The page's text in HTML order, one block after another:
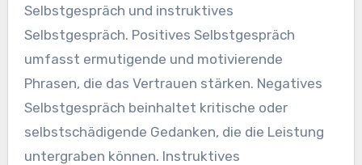
Selbstgespräch und instruktives
Selbstgespräch. Positives Selbstgespräch
umfasst ermutigende und motivierende
Phrasen, die das Vertrauen stärken. Negatives
Selbstgespräch beinhaltet kritische oder
selbstschädigende Gedanken, die die Leistung
untergraben können. Instruktives